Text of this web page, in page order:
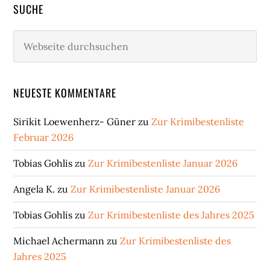
SUCHE
durchsuchen
NEUESTE KOMMENTARE
Sirikit Loewenherz- Güner zuZur Krimibestenliste
Februar 2026
Tobias Gohlis zuZur Krimibestenliste Januar 2026
Angela K. zuZur Krimibestenliste Januar 2026
Tobias Gohlis zuZur Krimibestenliste des Jahres 2025
Michael Achermann zuZur Krimibestenliste des
Jahres 2025